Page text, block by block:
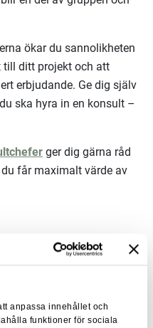
anpassa innehållet och
funktioner för sociala
ökar du sannolikheten
ditt projekt och att
erbjudande. Ge dig själv
ska hyra in en konsult –
ger dig gärna råd
får maximalt värde av
att undvika misstag.